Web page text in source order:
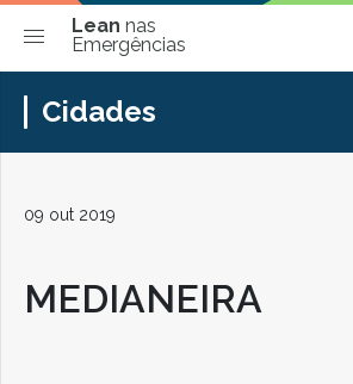
Lean nas
Emergências
Cidades
09 out 2019
MEDIANEIRA